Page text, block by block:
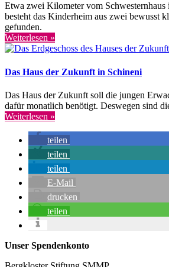
Etwa zwei Kilometer vom
besteht das Kinderheim aus zwei bewusst
gefunden.
Weiterlesen »
Das Haus der Zukunft in Schineni
Das Haus der Zukunft soll die jungen
dafür monatlich benötigt. Deswegen sind
Weiterlesen »
teilen
teilen
teilen
E-Mail
drucken
teilen
Unser Spendenkonto